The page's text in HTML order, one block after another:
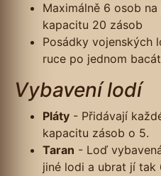
Maximálně 6 osob
kapacitu 20 zásob
Posádky vojenských
ruce po jednom
Vybavení lodí
Pláty - Přidávají
kapacitu zásob o 5.
Taran - Loď
jiné lodi a ubrat jí tak